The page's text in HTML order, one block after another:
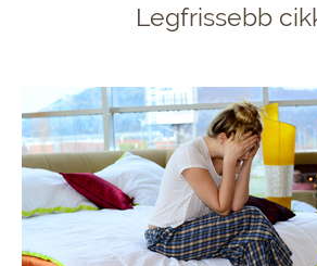
Legfrissebb